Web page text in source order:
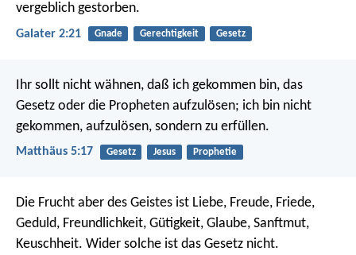
vergeblich gestorben.
Galater 2:21 Gnade Gerechtigkeit Gesetz
Ihr sollt nicht wähnen, daß ich gekommen bin, das
Gesetz oder die Propheten aufzulösen; ich bin nicht
gekommen, aufzulösen, sondern zu erfüllen.
Matthäus 5:17 Gesetz Jesus Prophetie
Die Frucht aber des Geistes ist Liebe, Freude, Friede,
Geduld, Freundlichkeit, Gütigkeit, Glaube, Sanftmut,
Keuschheit. Wider solche ist das Gesetz nicht.